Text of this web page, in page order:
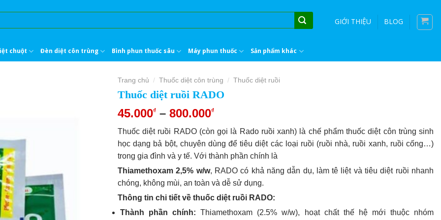
GIỚI THIỆU BLOG
chuột Đèn diệt côn trùng Bình phun thuốc sâu Máy phun thuốc Sản phẩm khác
Trang chủ / Thuốc diệt côn trùng / Thuốc diệt ruồi
Thuốc diệt ruồi RADO
45.000₫ – 800.000₫
Thuốc diệt ruồi RADO (còn gọi là Rado ruồi xanh) là chế phẩm thuốc diệt côn trùng sinh
học dạng bả bột, chuyên dùng để tiêu diệt các loại ruồi (ruồi nhà, ruồi xanh, ruồi cống…)
trong gia đình và y tế. Với thành phần chính là
Thiamethoxam 2,5% w/w, RADO có khả năng dẫn dụ, làm tê liệt và tiêu diệt ruồi nhanh
chóng, không mùi, an toàn và dễ sử dụng.
Thông tin chi tiết về thuốc diệt ruồi RADO:
Thành phần chính: Thiamethoxam (2.5% w/w), hoạt chất thế hệ mới thuộc nhóm